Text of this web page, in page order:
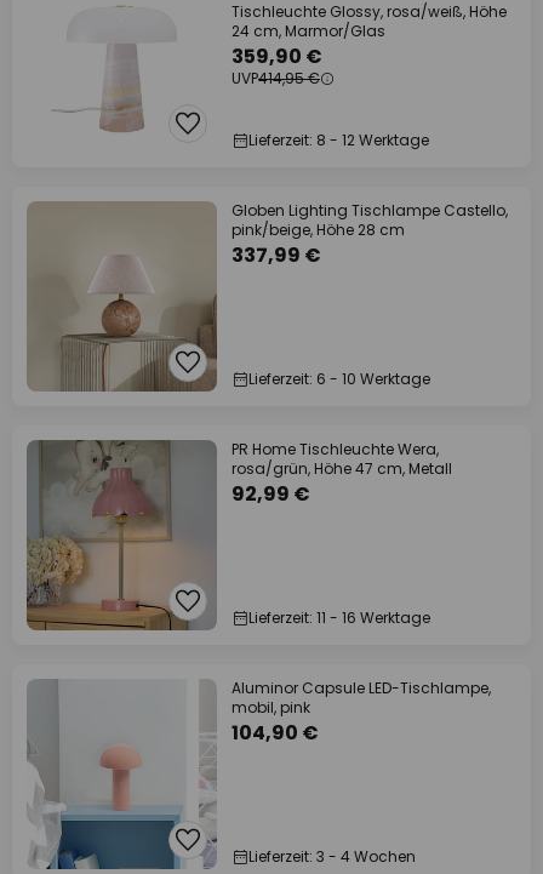
Tischleuchte Glossy, rosa/weiß, Höhe
24 cm, Marmor/Glas
359,90 €
UVP414,95 €
Lieferzeit: 8 - 12 Werktage
Globen Lighting Tischlampe Castello,
pink/beige, Höhe 28 cm
337,99 €
Lieferzeit: 6 - 10 Werktage
PR Home Tischleuchte Wera,
rosa/grün, Höhe 47 cm, Metall
92,99 €
Lieferzeit: 11 - 16 Werktage
Aluminor Capsule LED-Tischlampe,
mobil, pink
104,90 €
Lieferzeit: 3 - 4 Wochen